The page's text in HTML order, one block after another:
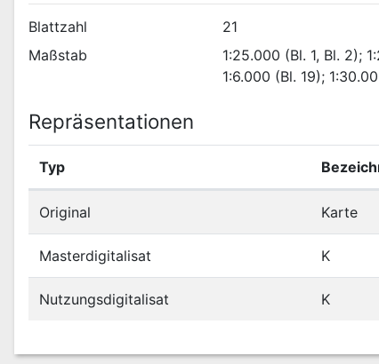
Blattzahl
21
Maßstab
1:25.000 (Bl. 1, Bl. 2);
1:6.000 (Bl. 19);
Repräsentationen
Typ
Original Karte
Masterdigitalisat K
Nutzungsdigitalisat K